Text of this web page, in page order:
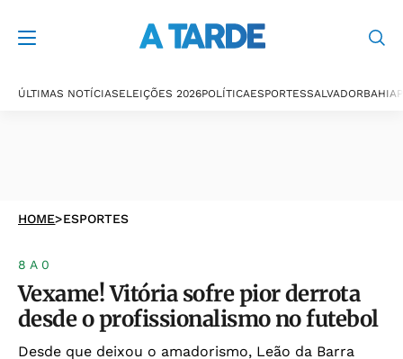
ÚLTIMAS NOTÍCIASELEIÇÕES 2026POLÍTICAESPORTESSALVADORBAHIA
HOME>ESPORTES
8 A 0
Vexame! Vitória sofre pior derrota
desde o profissionalismo no futebol
Desde que deixou o amadorismo, Leão da Barra